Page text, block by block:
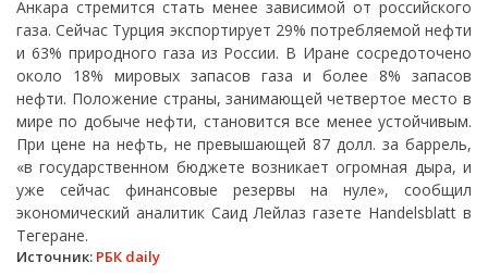
Анкара стремится стать менее зависимой от российского
газа. Сейчас Турция экспортирует 29% потребляемой нефти
и 63% природного газа из России. В Иране сосредоточено
около 18% мировых запасов газа и более 8% запасов
нефти. Положение страны, занимающей четвертое место в
мире по добыче нефти, становится все менее устойчивым.
При цене на нефть, не превышающей 87 долл. за баррель,
«в государственном бюджете возникает огромная дыра, и
уже сейчас финансовые резервы на нуле», сообщил
экономический аналитик Саид Лейлаз газете Handelsblatt в
Тегеране.
Источник: РБК daily